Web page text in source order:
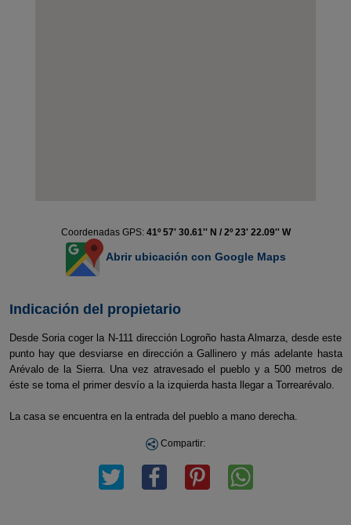
Coordenadas GPS: 41º 57' 30.61'' N / 2º 23' 22.09'' W
Abrir ubicación con Google Maps
Indicación del propietario
Desde Soria coger la N-111 dirección Logroño hasta Almarza, desde este
punto hay que desviarse en dirección a Gallinero y más adelante hasta
Arévalo de la Sierra. Una vez atravesado el pueblo y a 500 metros de
éste se toma el primer desvío a la izquierda hasta llegar a Torrearévalo.
La casa se encuentra en la entrada del pueblo a mano derecha.
Compartir: